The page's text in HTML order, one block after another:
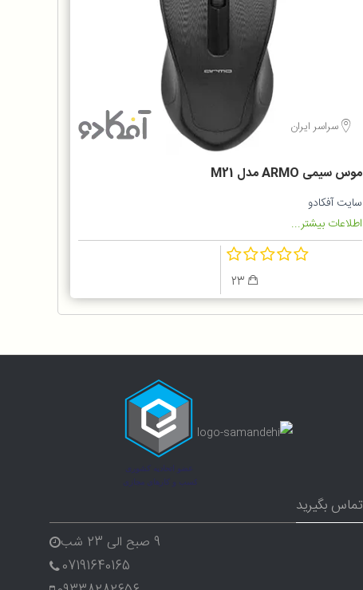
سراسر ایران
موس سیمی ARMO مدل M21
سایت آفکادو
اطلاعات بیشتر...
تماس بگیرید
9 صبح الی 23 شب
07191640165